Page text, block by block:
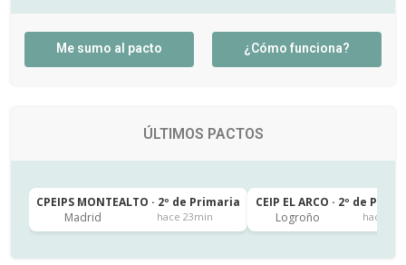
Me sumo al pacto ¿Cómo funciona?
ÚLTIMOS PACTOS
CPEIPS MONTEALTO · 2º de Primaria
Madrid
hace 23min
CEIP EL ARCO · 2º de
Logroño
hace 4h